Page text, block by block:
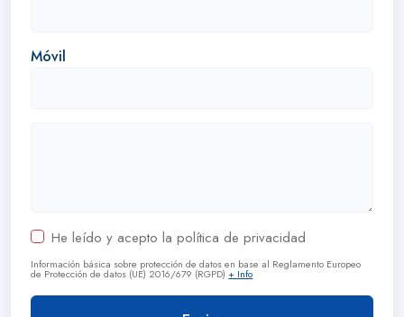
Móvil
He leído y acepto la política de privacidad
Información básica sobre protección de datos en base al Reglamento Europeo
de Protección de datos (UE) 2016/679 (RGPD)+ Info